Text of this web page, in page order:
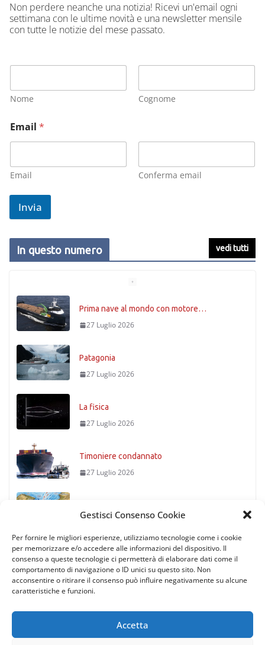
Gestisci Consenso Cookie
Per fornire le migliori esperienze, utilizziamo tecnologie come i cookie
per memorizzare e/o accedere alle informazioni del dispositivo. Il
consenso a queste tecnologie ci permetterà di elaborare dati come il
comportamento di navigazione o ID unici su questo sito. Non
acconsentire o ritirare il consenso può influire negativamente su alcune
caratteristiche e funzioni.
Accetta
Non perdere neanche una notizia! Ricevi un'email ogni
settimana con le ultime novità e una newsletter mensile
con tutte le notizie del mese passato.
Nome Cognome
Email *
Email Conferma email
Invia
In questo numero vedi tutti
Prima nave al mondo con motore…
27 Luglio 2026
Patagonia
27 Luglio 2026
La fisica
27 Luglio 2026
Timoniere condannato
27 Luglio 2026
27 Luglio 2026